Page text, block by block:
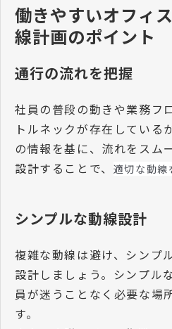
働きやすいオフィ
線計画のポイント
通行の流れを把握
社員の普段の動きや業務フ
トルネックが存在している
の情報を基に、流れをスム
設計することで、 適切な動線
シンプルな動線設計
複雑な動線は避け、シンプ
設計しましょう。シンプル
員が迷うことなく必要な場
す。